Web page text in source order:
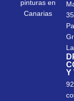
pinturas en
Canarias
Y